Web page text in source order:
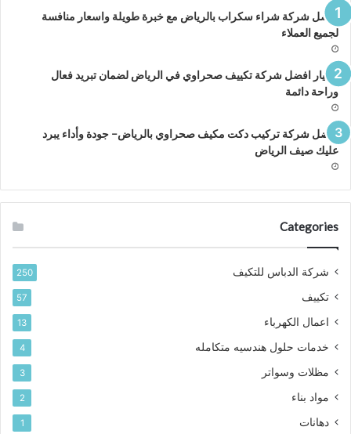
افضل شركة شراء سكراب بالرياض مع خبرة طويلة واسعار منافسة
لجميع العملاء
اختيار افضل شركة تكييف صحراوي في الرياض لضمان تبريد فعال
وراحة دائمة
افضل شركة تركيب دكت مكيف صحراوي بالرياض– جودة وأداء يبرد
عليك صيف الرياض
Categories
شركة الدباس للتكيف 250
تكييف 57
اعمال الكهرباء 13
خدمات حلول هندسيه متكامله 4
مظلات وسواتر 3
مواد بناء 2
دهانات 1